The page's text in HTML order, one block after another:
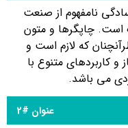
نامفهوم از صنعت
است. چاپگرها و متون
که لازم است و
و کاربردهای متنوع با
می باشد.
عنوان #2